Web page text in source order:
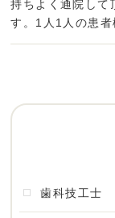
持ちよく通院して
す。1人1人の患者
歯科技工士